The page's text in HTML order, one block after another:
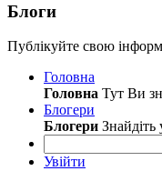
Блоги
Публікуйте свою
Головна
Головна Тут Ви
Блогери
Блогери Знайдіть
Увійти